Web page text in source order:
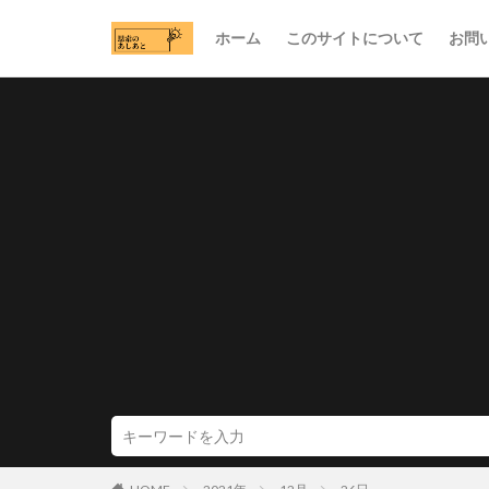
ホーム このサイトについて お問